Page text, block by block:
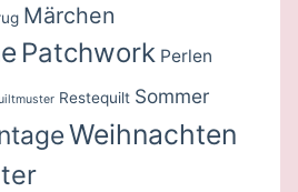
Märchen
Patchwork Perlen
Restequilt Sommer
Weihnachten